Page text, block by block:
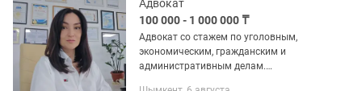
Адвокат
100 000 - 1 000 000 ₸
Адвокат со стажем по уголовным,
экономическим, гражданским и
административным делам.